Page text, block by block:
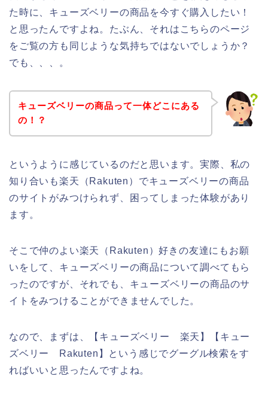
た時に、キューズベリーの商品を今すぐ購入したい！
と思ったんですよね。たぶん、それはこちらのページ
をご覧の方も同じような気持ちではないでしょうか？
でも、、、。
キューズベリーの商品って一体どこにある
の！？
というように感じているのだと思います。実際、私の
知り合いも楽天（Rakuten）でキューズベリーの商品
のサイトがみつけられず、困ってしまった体験があり
ます。
そこで仲のよい楽天（Rakuten）好きの友達にもお願
いをして、キューズベリーの商品について調べてもら
ったのですが、それでも、キューズベリーの商品のサ
イトをみつけることができませんでした。
なので、まずは、【キューズベリー 楽天】【キュー
ズベリー Rakuten】という感じでグーグル検索をす
ればいいと思ったんですよね。